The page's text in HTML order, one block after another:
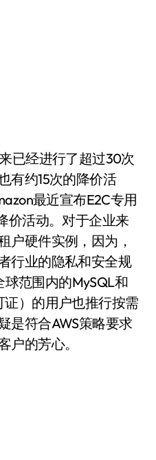
已经进行了超过30次
有约15次的降价活
最近宣布E2C专用
价活动。对于企业来
户硬件实例，因为，
行业的隐私和安全规
球范围内的MySQL和
证）的用户也推行按需
是符合AWS策略要求
户的芳心。